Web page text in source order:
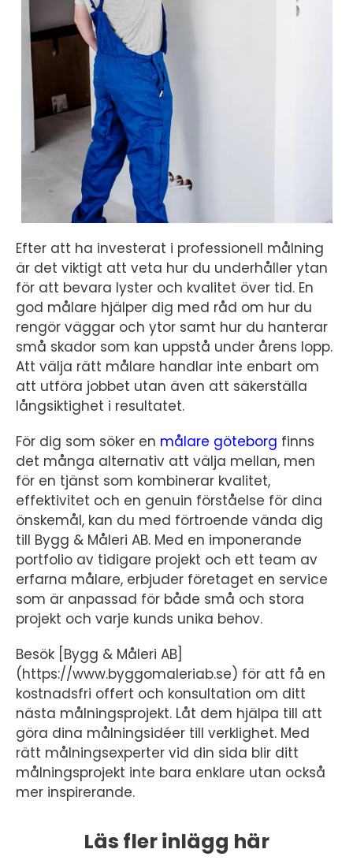
Efter att ha investerat i professionell målning
är det viktigt att veta hur du underhåller ytan
för att bevara lyster och kvalitet över tid. En
god målare hjälper dig med råd om hur du
rengör väggar och ytor samt hur du hanterar
små skador som kan uppstå under årens lopp.
Att välja rätt målare handlar inte enbart om
att utföra jobbet utan även att säkerställa
långsiktighet i resultatet.
För dig som söker en målare göteborg finns
det många alternativ att välja mellan, men
för en tjänst som kombinerar kvalitet,
effektivitet och en genuin förståelse för dina
önskemål, kan du med förtroende vända dig
till Bygg & Måleri AB. Med en imponerande
portfolio av tidigare projekt och ett team av
erfarna målare, erbjuder företaget en service
som är anpassad för både små och stora
projekt och varje kunds unika behov.
Besök [Bygg & Måleri AB]
(https://www.byggomaleriab.se) för att få en
kostnadsfri offert och konsultation om ditt
nästa målningsprojekt. Låt dem hjälpa till att
göra dina målningsidéer till verklighet. Med
rätt målningsexperter vid din sida blir ditt
målningsprojekt inte bara enklare utan också
mer inspirerande.
Läs fler inlägg här